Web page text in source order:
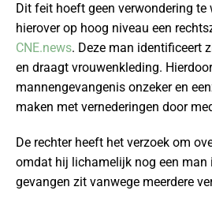
Dit feit hoeft geen verwondering te
hierover op hoog niveau een
CNE.news. Deze man identificeert
en draagt vrouwenkleding.
mannengevangenis onzeker en
maken met vernederingen door
De rechter heeft het verzoek om
omdat hij lichamelijk nog een man
gevangen zit vanwege meerdere